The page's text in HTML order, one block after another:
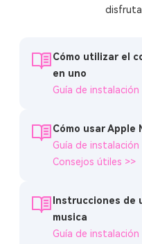
Cómo utilizar el
en uno
Guía de instalación
Cómo usar Apple
Guía de instalación
Consejos útiles >>
Instrucciones de
musica
Guía de instalación